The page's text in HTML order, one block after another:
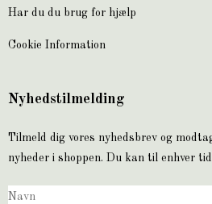
Har du du brug for hjælp
Cookie Information
Nyhedstilmelding
Tilmeld dig vores nyhedsbrev og
nyheder i shoppen. Du kan til enhver